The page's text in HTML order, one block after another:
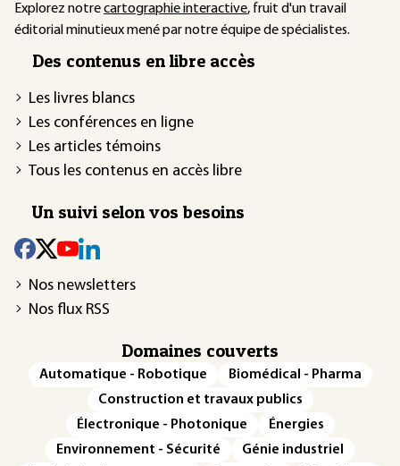
Explorez notrecartographie interactive, fruit d'un travail
éditorial minutieux mené par notre équipe de spécialistes.
Des contenus en libre accès
Les livres blancs
Les conférences en ligne
Les articles témoins
Tous les contenus en accès libre
Un suivi selon vos besoins
Nos newsletters
Nos flux RSS
Domaines couverts
Automatique - Robotique
Biomédical - Pharma
Construction et travaux publics
Électronique - Photonique
Énergies
Environnement - Sécurité
Génie industriel